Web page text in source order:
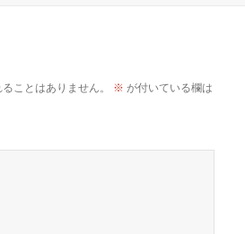
ことはありません。 ※ が付いている欄は